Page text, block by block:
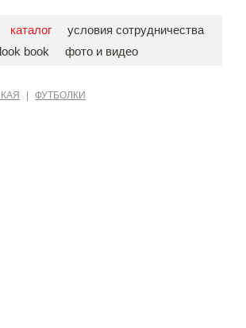
каталог
условия сотрудничества
look book
фото и видео
ФУТБОЛКИ